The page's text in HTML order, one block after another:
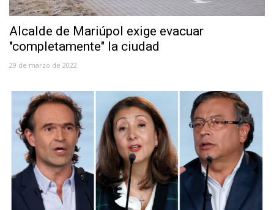
Alcalde de Mariúpol exige evacuar
"completamente" la ciudad
29 de marzo de 2022